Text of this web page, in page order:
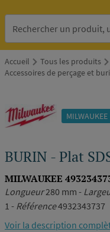
Accueil Tous les produits
Accessoires de perçage et
MILWAUKEE
BURIN - Plat
MILWAUKEE
Longueur280 mm -
1 - Référence4932343737
Voir la description